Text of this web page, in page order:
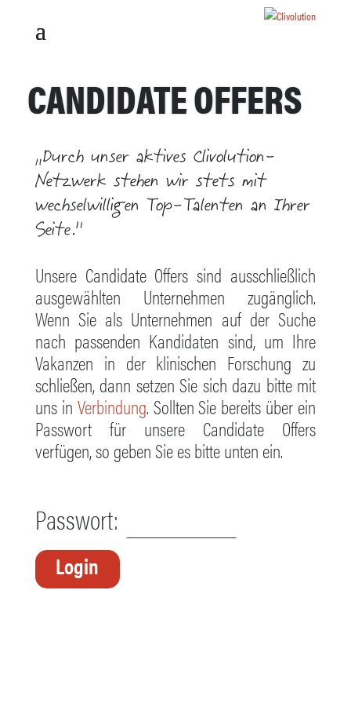
CANDIDATE OFFERS
„Durch unser aktives Clivolution-
Netzwerk stehen wir stets mit
wechselwilligen Top-Talenten an Ihrer
Seite.“
Unsere Candidate Offers sind ausschließlich
ausgewählten Unternehmen zugänglich.
Wenn Sie als Unternehmen auf der Suche
nach passenden Kandidaten sind, um Ihre
Vakanzen in der klinischen Forschung zu
schließen, dann setzen Sie sich dazu bitte mit
uns in Verbindung. Sollten Sie bereits über ein
Passwort für unsere Candidate Offers
verfügen, so geben Sie es bitte unten ein.
Passwort: